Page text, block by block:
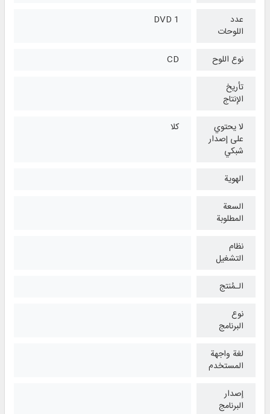
عدد
اللوحات
1 DVD
نوع اللوح
CD
تأريخ
الإنتاج
لا يحتوي
على إصدار
شبكي
كلا
الهوية
السعة
المطلوبة
نظام
التشغیل
الـمُنتج
نوع
البرنامج
لغة واجهة
المستخدم
إصدار
البرنامج